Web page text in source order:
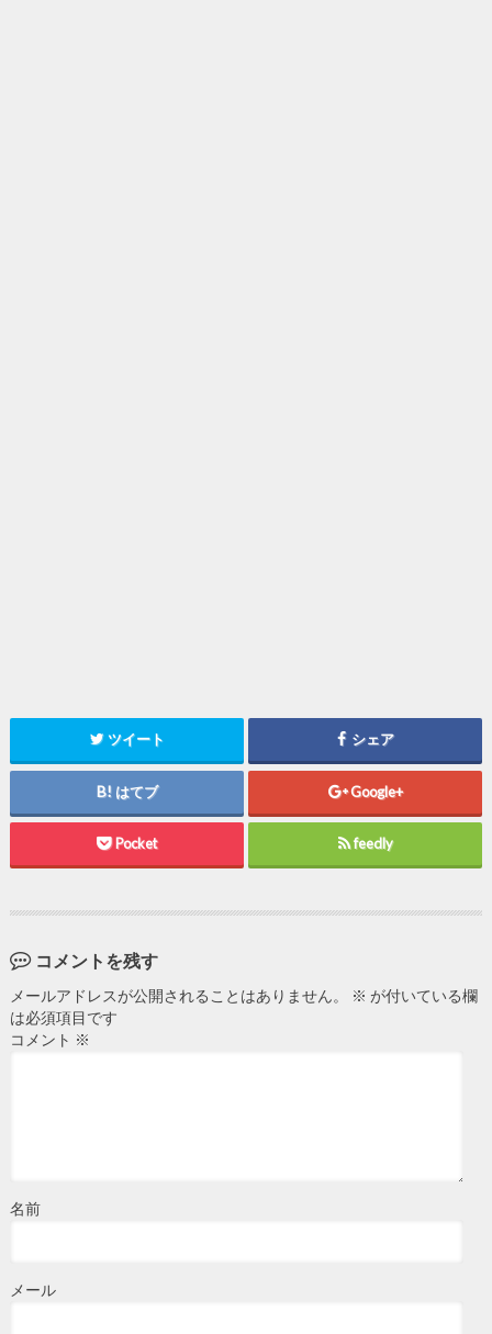
ツイート シェア
はてブ Google+
Pocket feedly
コメントを残す
メールアドレスが公開されることはありません。 ※ が付いている欄
は必須項目です
コメント ※
名前
メール